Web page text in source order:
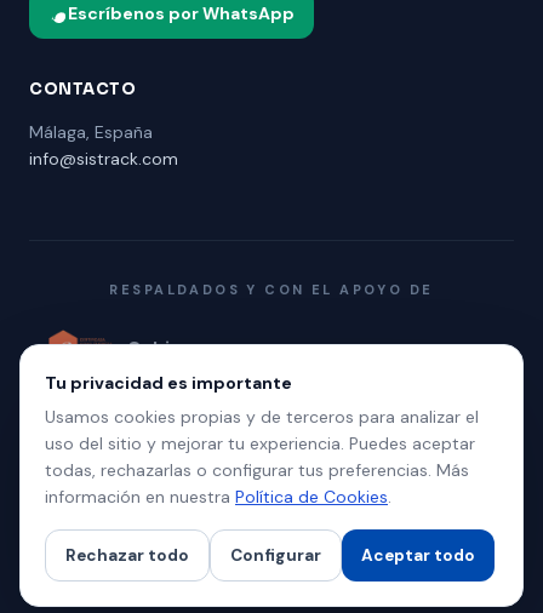
Escríbenos por WhatsApp
CONTACTO
Málaga, España
info@sistrack.com
RESPALDADOS Y CON EL APOYO DE
Gobierno
Aptenisa
Europea
Política de Privacidad
Términos y Condiciones
Configurar cookies
Tu privacidad es importante
Usamos cookies propias y de terceros para analizar el
uso del sitio y mejorar tu experiencia. Puedes aceptar
todas, rechazarlas o configurar tus preferencias. Más
información en nuestra Política de Cookies.
Rechazar todo Configurar Aceptar todo